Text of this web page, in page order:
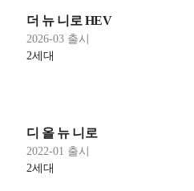
더 뉴 니로 HEV
2026-03 출시
2세대
디 올 뉴 니로
2022-01 출시
2세대